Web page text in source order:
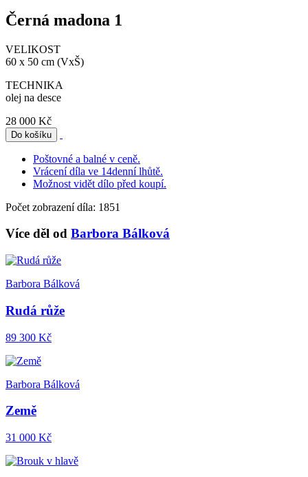
Černá madona 1
VELIKOST
60 x 50 cm (VxŠ)
TECHNIKA
olej na desce
28 000 Kč
Poštovné a balné v ceně.
Vrácení díla ve 14denní lhůtě.
Možnost vidět dílo před koupí.
Počet zobrazení díla: 1851
Více děl od Barbora Bálková
Barbora Bálková
Rudá růže
89 300 Kč
Barbora Bálková
Země
31 000 Kč